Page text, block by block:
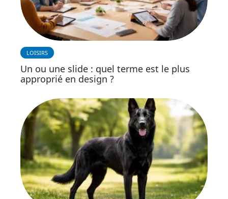
LOISIRS
Un ou une slide : quel terme est le plus
approprié en design ?